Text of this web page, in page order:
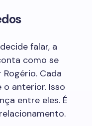
falar, a
como se
Cada
anterior. Isso
entre eles. É